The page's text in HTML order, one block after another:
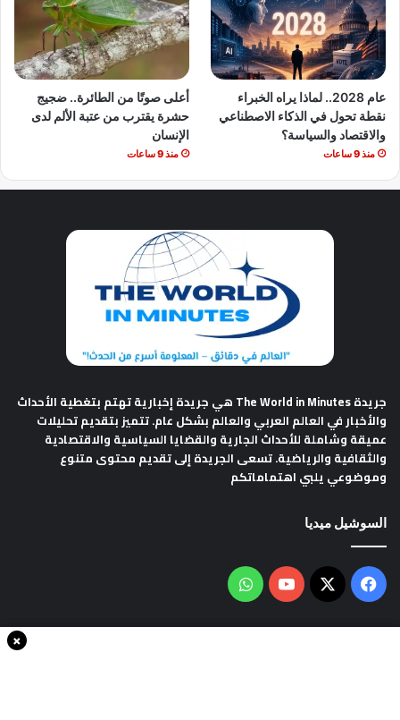
عام 2028.. لماذا يراه الخبراء
نقطة تحول في الذكاء الاصطناعي
والاقتصاد والسياسة؟
منذ 9 ساعات
أعلى صوتًا من الطائرة.. ضجيج
حشرة يقترب من عتبة الألم لدى
الإنسان
منذ 9 ساعات
جريدة The World in Minutes
هي جريدة إخبارية تهتم بتغطية الأحداث
والأخبار في العالم العربي والعالم بشكل عام. تتميز بتقديم تحليلات
عميقة وشاملة للأحداث الجارية والقضايا السياسية والاقتصادية
والثقافية والرياضية. تسعى الجريدة إلى تقديم محتوى متنوع
وموضوعي يلبي اهتماماتكم
السوشيل ميديا
فيسبوك
‫X
‫YouTubeواتساب
×